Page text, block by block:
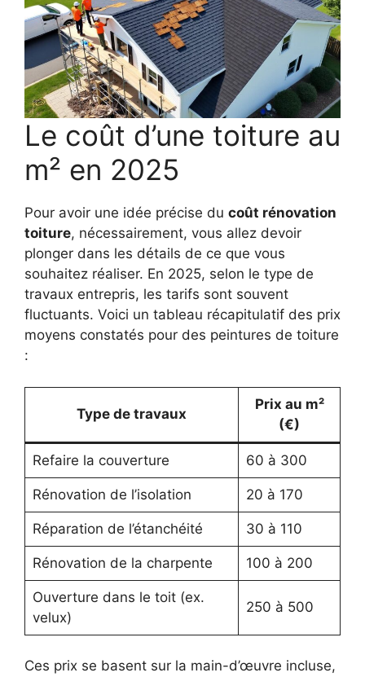
Le coût d’une toiture au
m² en 2025
Pour avoir une idée précise du coût rénovation
toiture, nécessairement, vous allez devoir
plonger dans les détails de ce que vous
souhaitez réaliser. En 2025, selon le type de
travaux entrepris, les tarifs sont souvent
fluctuants. Voici un tableau récapitulatif des prix
moyens constatés pour des peintures de toiture
:
Type de travaux
Prix au m²
(€)
Refaire la couverture 60 à 300
Rénovation de l’isolation 20 à 170
Réparation de l’étanchéité 30 à 110
Rénovation de la charpente 100 à 200
Ouverture dans le toit (ex.
velux)
250 à 500
Ces prix se basent sur la main-d’œuvre incluse,